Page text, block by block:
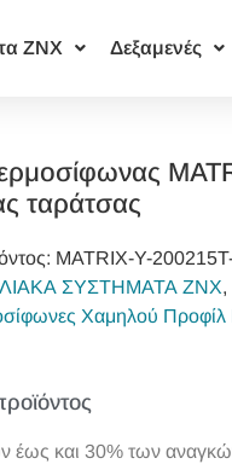
ΖΝΧ Δεξαμενές
ταράτσας
MATRIX-Y-
ΣΥΣΤΗΜΑΤΑ ΖΝΧ,
Χαμηλού Προφίλ
έως και 30% των